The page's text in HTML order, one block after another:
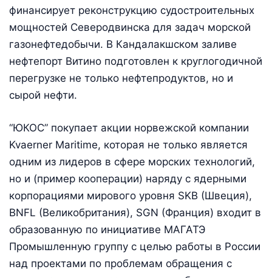
финансирует реконструкцию судостроительных
мощностей Северодвинска для задач морской
газонефтедобычи. В Кандалакшском заливе
нефтепорт Витино подготовлен к круглогодичной
перегрузке не только нефтепродуктов, но и
сырой нефти.
“ЮКОС” покупает акции норвежской компании
Kvaerner Maritime, которая не только является
одним из лидеров в сфере морских технологий,
но и (пример кооперации) наряду с ядерными
корпорациями мирового уровня SKB (Швеция),
BNFL (Великобритания), SGN (Франция) входит в
образованную по инициативе МАГАТЭ
Промышленную группу с целью работы в России
над проектами по проблемам обращения с